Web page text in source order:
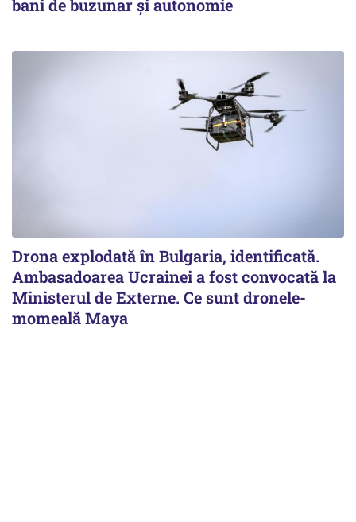
bani de buzunar și autonomie
Drona explodată în Bulgaria, identificată.
Ambasadoarea Ucrainei a fost convocată la
Ministerul de Externe. Ce sunt dronele-
momeală Maya